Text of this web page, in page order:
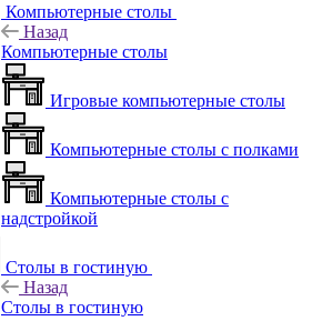
Компьютерные столы
Назад
Компьютерные столы
Игровые компьютерные столы
Компьютерные столы с полками
Компьютерные столы с
надстройкой
Столы в гостиную
Назад
Столы в гостиную